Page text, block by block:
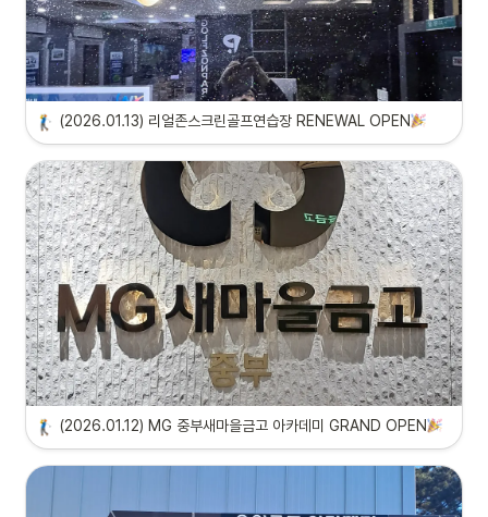
(2026.01.13) 리얼존스크린골프연습장 RENEWAL OPEN
(2026.01.12) MG 중부새마을금고 아카데미 GRAND OPEN